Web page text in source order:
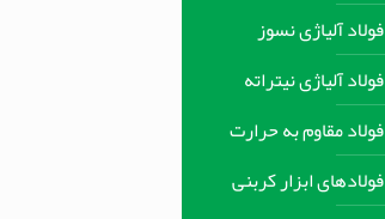
فولاد آلیاژی نسوز
فولاد آلیاژی نیتراته
فولاد مقاوم به حرارت
فولادهای ابزار کربنی